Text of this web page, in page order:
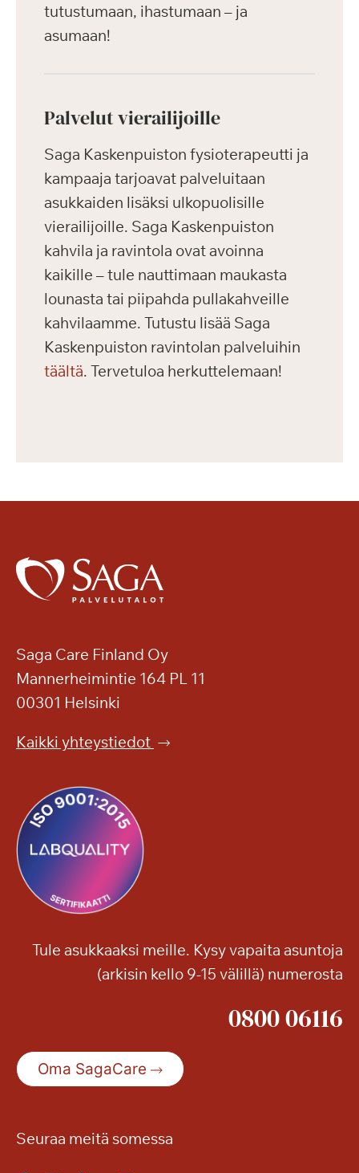
tutustumaan, ihastumaan – ja
asumaan!
Palvelut vierailijoille
Saga Kaskenpuiston fysioterapeutti ja
kampaaja tarjoavat palveluitaan
asukkaiden lisäksi ulkopuolisille
vierailijoille. Saga Kaskenpuiston
kahvila ja ravintola ovat avoinna
kaikille – tule nauttimaan maukasta
lounasta tai piipahda pullakahveille
kahvilaamme. Tutustu lisää Saga
Kaskenpuiston ravintolan palveluihin
täältä. Tervetuloa herkuttelemaan!
Saga Care Finland Oy
Mannerheimintie 164 PL 11
00301 Helsinki
Kaikki yhteystiedot
Tule asukkaaksi meille. Kysy vapaita asuntoja
(arkisin kello 9-15 välillä) numerosta
0800 06116
Oma SagaCare
Seuraa meitä somessa